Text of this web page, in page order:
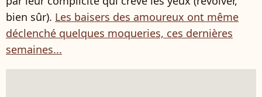
bien sûr). Les baisers des amoureux ont même
déclenché quelques moqueries, ces dernières
semaines...